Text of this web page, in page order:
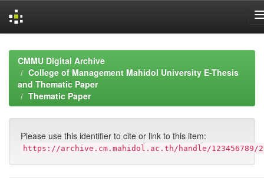
navigationCMMU Digital Archive
College of Management Mahidol University E-Thesis
and Thematic Paper
Thematic Paper
Please use this identifier to cite or link to this item:
https://archive.cm.mahidol.ac.th/handle/123456789/